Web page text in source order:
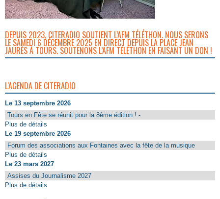
DEPUIS 2023, CITERADIO SOUTIENT L’AFM TÉLÉTHON. NOUS SERONS
LE SAMEDI 6 DÉCEMBRE 2025 EN DIRECT DEPUIS LA PLACE JEAN
JAURÈS À TOURS. SOUTENONS L’AFM TÉLÉTHON EN FAISANT UN DON !
L'AGENDA DE CITERADIO
Le 13 septembre 2026
Tours en Fête se réunit pour la 8ème édition ! -
Plus de détails
Le 19 septembre 2026
Forum des associations aux Fontaines avec la fête de la musique
Plus de détails
Le 23 mars 2027
Assises du Journalisme 2027
Plus de détails